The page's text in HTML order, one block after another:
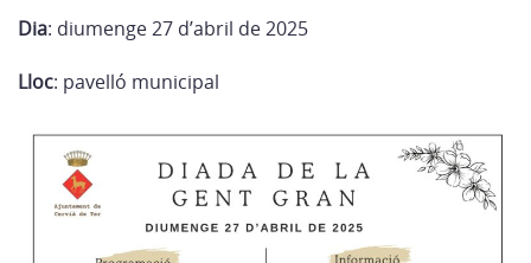
Dia: diumenge 27 d’abril de 2025
Lloc: pavelló municipal